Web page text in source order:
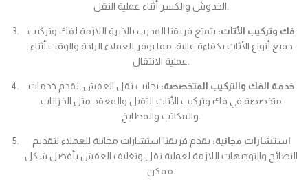
الخدوش والكسر أثناء عملية النقل.
فك وتركيب الأثاث: يتمتع فريقنا المدرب بالخبرة اللازمة لفك وتركيب
جميع أنواع الأثاث بكفاءة عالية، مما يوفر للعملاء الراحة والوقت أثناء
عملية الانتقال.
خدمة الفك والتركيب المتخصصة: بجانب نقل العفش، نقدم خدمات
متخصصة في فك وتركيب الأثاث الثقيل والمعقد مثل الخزانات
والمكاتب والمطابخ.
استشارات مجانية: يقدم فريقنا استشارات مجانية للعملاء لتقديم
النصائح والتوجيهات اللازمة لعملية نقل وتغليف العفش بأفضل شكل
ممكن.